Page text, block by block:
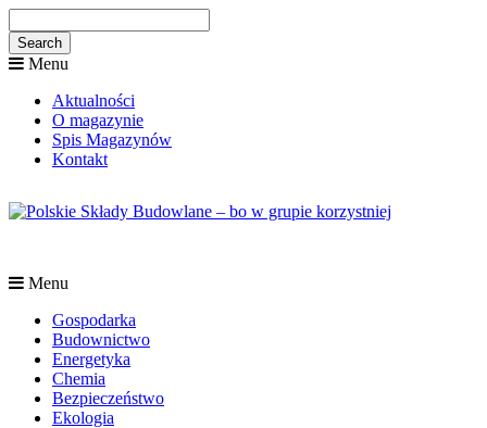
Menu
Aktualności
O magazynie
Spis Magazynów
Kontakt
Menu
Gospodarka
Budownictwo
Energetyka
Chemia
Bezpieczeństwo
Ekologia